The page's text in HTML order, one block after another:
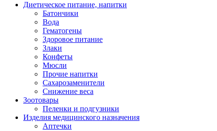
Диетическое питание, напитки
Батончики
Вода
Гематогены
Здоровое питание
Злаки
Конфеты
Мюсли
Прочие напитки
Сахарозаменители
Снижение веса
Зоотовары
Пеленки и подгузники
Изделия медицинского назначения
Аптечки